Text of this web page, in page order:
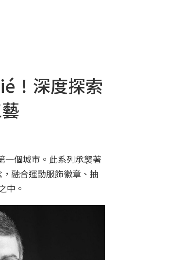
！深度探索
一個城市。此系列承襲著
融合運動服飾徽章、抽
中。